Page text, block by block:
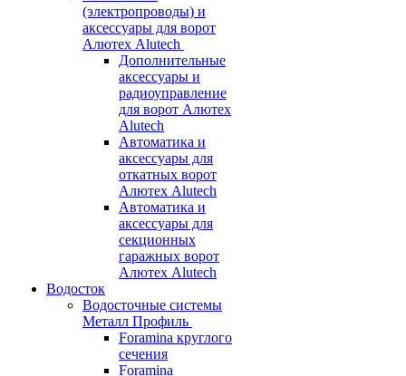
(электропроводы) и
аксессуары для ворот
Алютех Alutech
Дополнительные
аксессуары и
радиоуправление
для ворот Алютех
Alutech
Автоматика и
аксессуары для
откатных ворот
Алютех Alutech
Автоматика и
аксессуары для
секционных
гаражных ворот
Алютех Alutech
Водосток
Водосточные системы
Металл Профиль
Foramina круглого
сечения
Foramina